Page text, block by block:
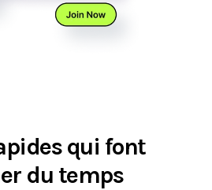
qui font
du temps